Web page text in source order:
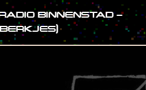
BINNENSTAD –